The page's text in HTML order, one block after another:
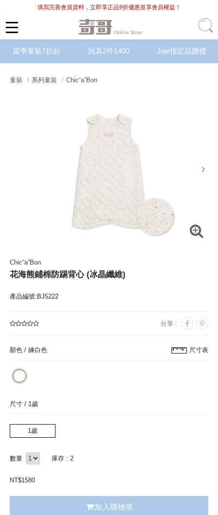
填寫完善會員資料，立即享正品9折優惠並享會員權益！
當季童裝7折起 玩具2件1400 Joie指定品贈禮
童裝 系列童裝 Chic“a”Bon
next
Chic“a”Bon
花海熊鋪棉防踢背心 (冰晶纖維)
產品編號:BJ5222
分享 :
顏色 / 練白色 尺寸表
尺寸 / 1歲
1歲
數量 庫存 : 2
NT$1580
加入購物車